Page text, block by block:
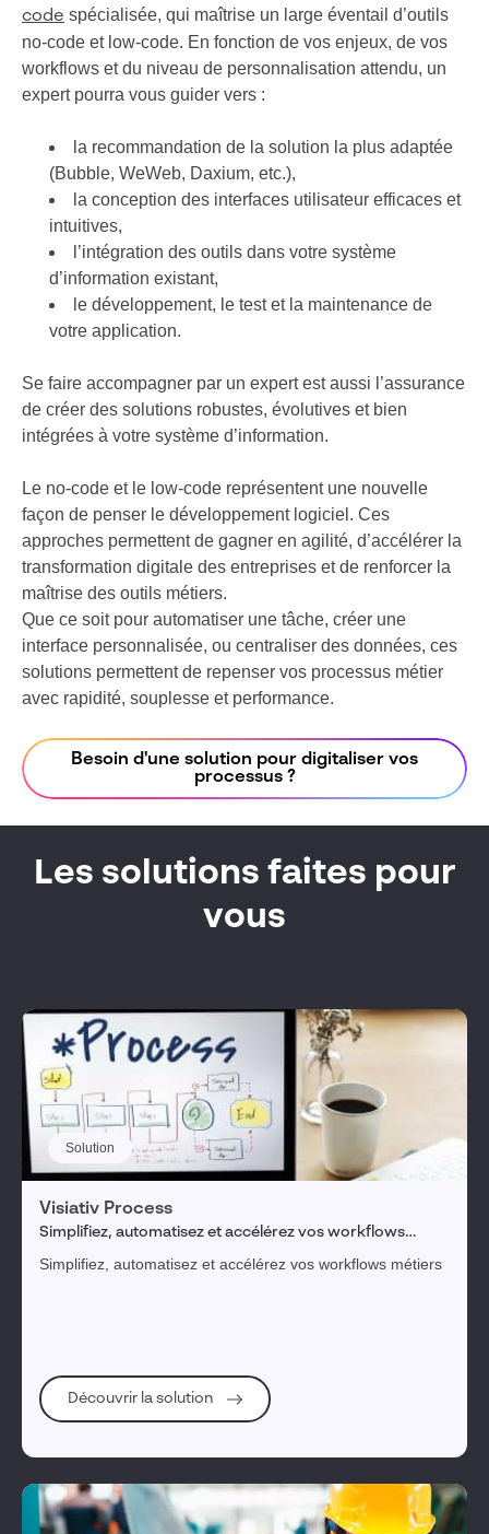
code spécialisée, qui maîtrise un large éventail d’outils
no-code et low-code. En fonction de vos enjeux, de vos
workflows et du niveau de personnalisation attendu, un
expert pourra vous guider vers :
la recommandation de la solution la plus adaptée
(Bubble, WeWeb, Daxium, etc.),
la conception des interfaces utilisateur efficaces et
intuitives,
l’intégration des outils dans votre système
d’information existant,
le développement, le test et la maintenance de
votre application.
Se faire accompagner par un expert est aussi l’assurance
de créer des solutions robustes, évolutives et bien
intégrées à votre système d’information.
Le no-code et le low-code représentent une nouvelle
façon de penser le développement logiciel. Ces
approches permettent de gagner en agilité, d’accélérer la
transformation digitale des entreprises et de renforcer la
maîtrise des outils métiers.
Que ce soit pour automatiser une tâche, créer une
interface personnalisée, ou centraliser des données, ces
solutions permettent de repenser vos processus métier
avec rapidité, souplesse et performance.
Besoin d'une solution pour digitaliser vos
processus ?
Les solutions faites pour
vous
Solution
Visiativ Process
Simplifiez, automatisez et accélérez vos workflows
Simplifiez, automatisez et accélérez vos workflows métiers
Découvrir la solution